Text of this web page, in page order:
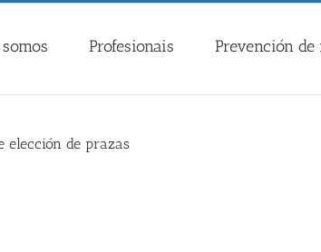
Profesionais Prevención
elección de prazas